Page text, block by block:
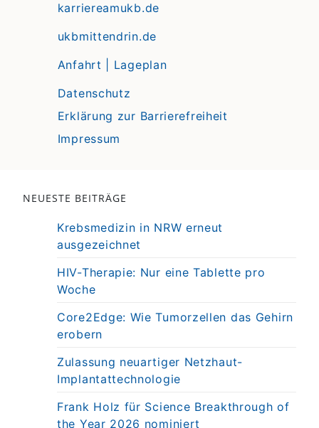
karriereamukb.de
ukbmittendrin.de
Anfahrt | Lageplan
Datenschutz
Erklärung zur Barrierefreiheit
Impressum
NEUESTE BEITRÄGE
Krebsmedizin in NRW erneut
ausgezeichnet
HIV-Therapie: Nur eine Tablette pro
Woche
Core2Edge: Wie Tumorzellen das Gehirn
erobern
Zulassung neuartiger Netzhaut-
Implantattechnologie
Frank Holz für Science Breakthrough of
the Year 2026 nominiert